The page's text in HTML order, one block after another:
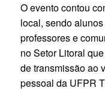
O evento contou
local, sendo
professores e
no Setor Litoral
de transmissão ao
pessoal da UFPR